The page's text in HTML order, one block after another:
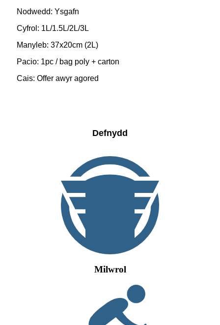
Nodwedd: Ysgafn
Cyfrol: 1L/1.5L/2L/3L
Manyleb: 37x20cm (2L)
Pacio: 1pc / bag poly + carton
Cais: Offer awyr agored
Defnydd
Milwrol